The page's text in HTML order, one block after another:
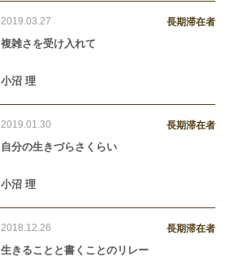
2019.03.27 長期滞在者
複雑さを受け入れて
小沼 理
2019.01.30 長期滞在者
自分の生きづらさくらい
小沼 理
2018.12.26 長期滞在者
生きることと書くことのリレー